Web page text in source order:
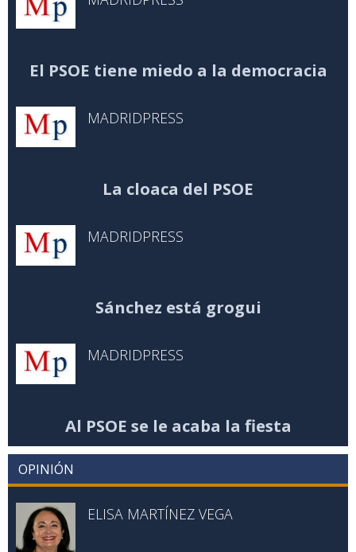
El PSOE tiene miedo a la democracia
MADRIDPRESS
La cloaca del PSOE
MADRIDPRESS
Sánchez está grogui
MADRIDPRESS
Al PSOE se le acaba la fiesta
OPINIÓN
ELISA MARTÍNEZ VEGA